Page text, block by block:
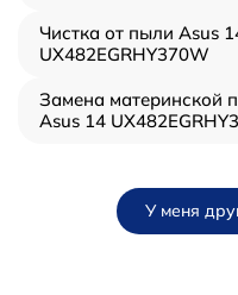
Чистка от пыли Asus
UX482EGRHY370W
Замена материнской
Asus 14
У меня